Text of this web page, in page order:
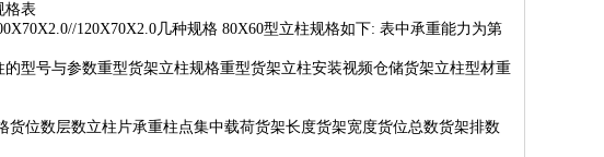
格表
120X70X2.0几种规格 80X60型立柱规格如下: 表中承重能力为第
型号与参数重型货架立柱规格重型货架立柱安装视频仓储货架立柱型材重
位数层数立柱片承重柱点集中载荷货架长度货架宽度货位总数货架排数